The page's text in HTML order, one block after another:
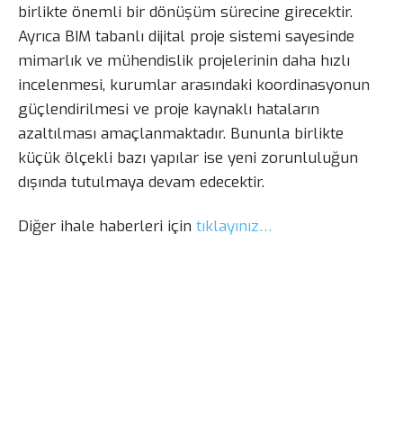
birlikte önemli bir dönüşüm sürecine girecektir.
Ayrıca BIM tabanlı dijital proje sistemi sayesinde
mimarlık ve mühendislik projelerinin daha hızlı
incelenmesi, kurumlar arasındaki koordinasyonun
güçlendirilmesi ve proje kaynaklı hataların
azaltılması amaçlanmaktadır. Bununla birlikte
küçük ölçekli bazı yapılar ise yeni zorunluluğun
dışında tutulmaya devam edecektir.
Diğer ihale haberleri için tıklayınız…